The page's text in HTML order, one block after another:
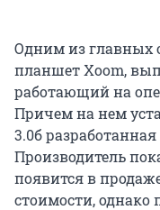
Одним из главных
планшет Xoom,
работающий на
Причем на нем
3.0б
Производитель
появится в
стоимости, однако